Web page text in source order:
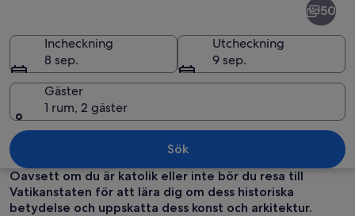
Peterskyrkan, Vatikanstaten och den
50
Incheckning
8 sep.
Utcheckning
9 sep.
Gäster
1 rum, 2 gäster
Sök
Oavsett om du är katolik eller inte bör du resa till
Vatikanstaten för att lära dig om dess historiska
betydelse och uppskatta dess konst och arkitektur.